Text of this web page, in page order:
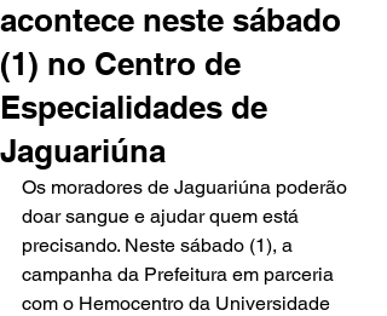
acontece neste sábado
(1) no Centro de
Especialidades de
Jaguariúna
Os moradores de Jaguariúna poderão
doar sangue e ajudar quem está
precisando. Neste sábado (1), a
campanha da Prefeitura em parceria
com o Hemocentro da Universidade